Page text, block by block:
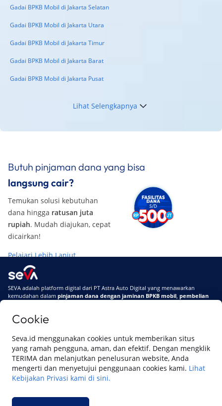
Cookie
Seva.id menggunakan cookies untuk memberikan situs
yang ramah pengguna, aman, dan efektif. Dengan mengklik
TERIMA dan melanjutkan penelusuran website, Anda
mengerti dan menyetujui penggunaan cookies kami. Lihat
Kebijakan Privasi kami di sini.
Masuk BI Checking? Simak Peraturan
Gadai BPKB Mobil di Jakarta Selatan
Gadai BPKB Mobil di Jakarta Utara
Gadai BPKB Mobil di Jakarta Timur
Gadai BPKB Mobil di Jakarta Barat
Gadai BPKB Mobil di Jakarta Pusat
Lihat Selengkapnya
Butuh pinjaman dana yang bisa
langsung cair?
Temukan solusi kebutuhan
dana hingga ratusan juta
rupiah. Mudah diajukan, cepat
dicairkan!
Pelajari Lebih Lanjut
SEVA adalah platform digital dari PT Astra Auto Digital yang menawarkan
kemudahan dalam pinjaman dana dengan jaminan BPKB mobil pembelian
Di SEVA, BPKB mobilmu #BisaJadiDuit
Tentang SEVASyarat & Ketentuan
Pemberitahuan Privasi
Website ini dikelola oleh PT Cipta Sedaya Digital Indonesia (CSDI), organisasi